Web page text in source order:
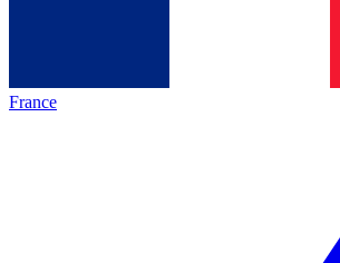
France